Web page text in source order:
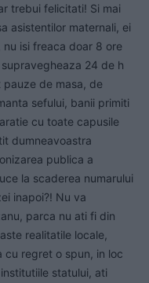
trebui felicitati! Si mai
asistentilor maternali, ei
isi freaca doar 8 ore
24 de h
de masa, de
sefului, banii primiti
cu toate capusile
dumneavoastra
publica a
la scaderea numarului
inapoi?! Nu va
parca nu ati fi din
realitatile locale,
cu regret o spun, in loc
statului, ati